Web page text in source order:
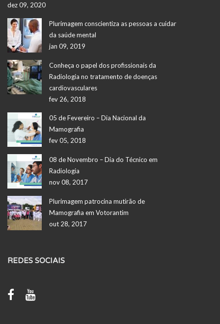
dez 09, 2020
Plurimagem conscientiza as pessoas a cuidar
da saúde mental
jan 09, 2019
Conheça o papel dos profissionais da
Radiologia no tratamento de doenças
cardiovasculares
fev 26, 2018
05 de Fevereiro – Dia Nacional da
Mamografia
fev 05, 2018
08 de Novembro – Dia do Técnico em
Radiologia
nov 08, 2017
Plurimagem patrocina mutirão de
Mamografia em Votorantim
out 28, 2017
REDES SOCIAIS